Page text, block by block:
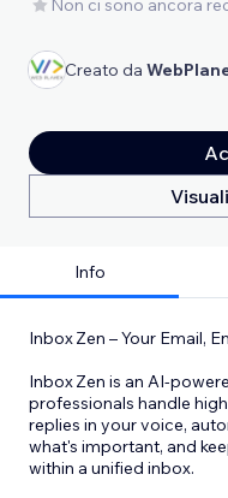
Creato da
Info
Inbox Zen – Your Email,
Inbox Zen is an AI-
professionals handle
replies in your voice,
what's important, and
within a unified inbox.